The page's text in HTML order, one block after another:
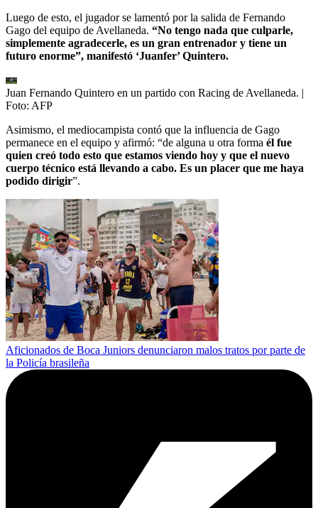
Luego de esto, el jugador se lamentó por la salida de Fernando
Gago del equipo de Avellaneda. “No tengo nada que culparle,
simplemente agradecerle, es un gran entrenador y tiene un
futuro enorme”, manifestó ‘Juanfer’ Quintero.
Juan Fernando Quintero en un partido con Racing de Avellaneda. |
Foto: AFP
Asimismo, el mediocampista contó que la influencia de Gago
permanece en el equipo y afirmó: “de alguna u otra forma él fue
quien creó todo esto que estamos viendo hoy y que el nuevo
cuerpo técnico está llevando a cabo. Es un placer que me haya
podido dirigir”.
Aficionados de Boca Juniors denunciaron malos tratos por parte de
la Policía brasileña